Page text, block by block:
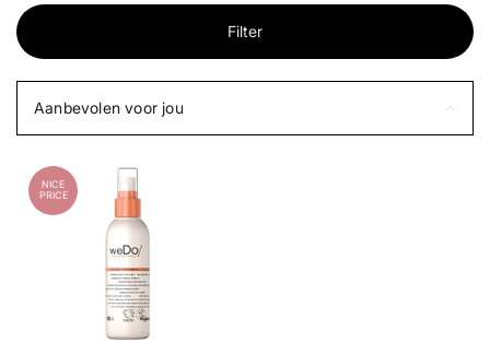
Filter
Aanbevolen voor jou
NICE
PRICE